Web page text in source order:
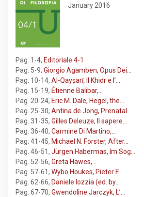
January 2016
Pag. 1-4, Editoriale 4-1
Pag. 5-9, Giorgio Agamben, Opus Dei…
Pag. 10-14, Al-Qayṣarī, Il Khidr e l’…
Pag. 15-19, Étienne Balibar,…
Pag. 20-24, Eric M. Dale, Hegel, the…
Pag. 25-30, Antina de Jong, Prenatal…
Pag. 31-35, Gilles Deleuze, Il sapere…
Pag. 36-40, Carmine Di Martino,…
Pag. 41-45, Michael N. Forster, After…
Pag. 46-51, Jürgen Habermas, Im Sog…
Pag. 52-56, Greta Hawes,…
Pag. 57-61, Wybo Houkes, Pieter E.…
Pag. 62-66, Daniele Iozzia (ed. by…
Pag. 67-70, Gwendoline Jarczyk, L’…